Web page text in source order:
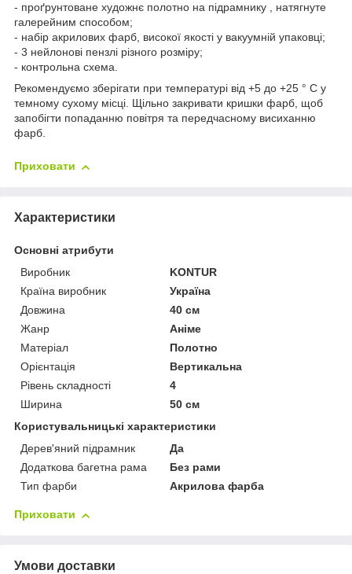
- проґрунтоване художнє полотно на підрамнику , натягнуте
галерейним способом;
- набір акрилових фарб, високої якості у вакуумній упаковці;
- 3 нейлонові пензлі різного розміру;
- контрольна схема.
Рекомендуємо зберігати при температурі від +5 до +25 ° C у
темному сухому місці. Щільно закривати кришки фарб, щоб
запобігти попаданню повітря та передчасному висиханню
фарб.
Приховати
Характеристики
Основні атрибути
Виробник
KONTUR
Країна виробник
Україна
Довжина
40 см
Жанр
Аніме
Матеріал
Полотно
Орієнтація
Вертикальна
Рівень складності
4
Ширина
50 см
Користувальницькі характеристики
Дерев'яний підрамник
Да
Додаткова багетна рама
Без рами
Тип фарби
Акрилова фарба
Приховати
Умови доставки